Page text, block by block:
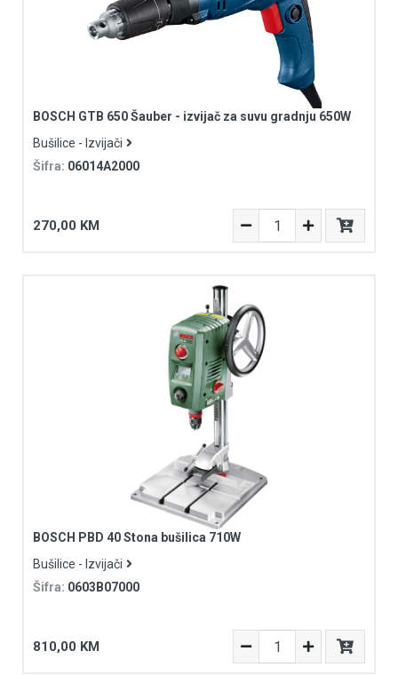
BOSCH GTB 650 Šauber - izvijač za suvu gradnju 650W
Bušilice - Izvijači
Šifra: 06014A2000
270,00 KM
BOSCH PBD 40 Stona bušilica 710W
Bušilice - Izvijači
Šifra: 0603B07000
810,00 KM